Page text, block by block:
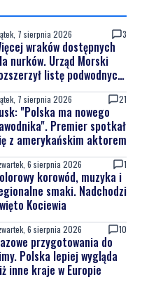
7 sierpnia 2026 3
wraków dostępnych
nurków. Urząd Morski
listę podwodnych
7 sierpnia 2026 21
"Polska ma nowego
Premier spotkał
z amerykańskim aktorem
6 sierpnia 2026 1
korowód, muzyka i
smaki. Nadchodzi
Kociewia
6 sierpnia 2026 10
przygotowania do
Polska lepiej wygląda
inne kraje w Europie